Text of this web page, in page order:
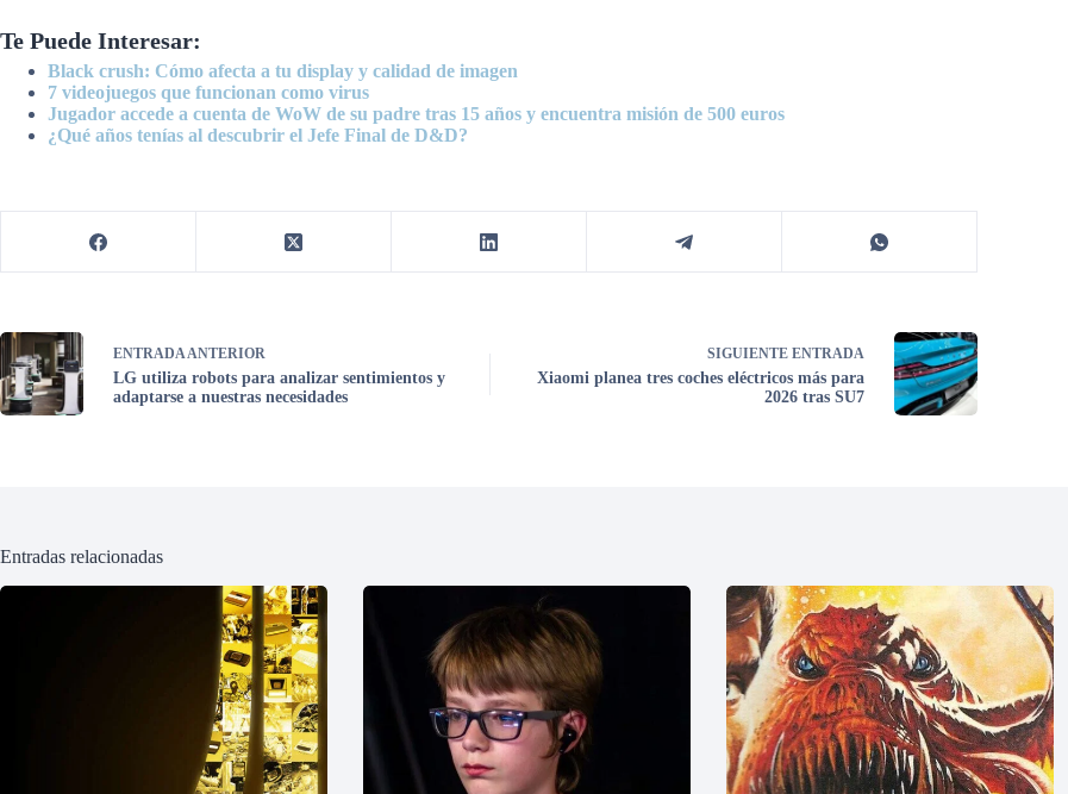
Te Puede Interesar:
Black crush: Cómo afecta a tu display y calidad de imagen
7 videojuegos que funcionan como virus
Jugador accede a cuenta de WoW de su padre tras 15 años y encuentra misión de 500 euros
¿Qué años tenías al descubrir el Jefe Final de D&D?
ENTRADA ANTERIOR
LG utiliza robots para analizar sentimientos y
adaptarse a nuestras necesidades
SIGUIENTEENTRADA
Xiaomi planea tres coches eléctricos más para
2026 tras SU7
Entradas relacionadas